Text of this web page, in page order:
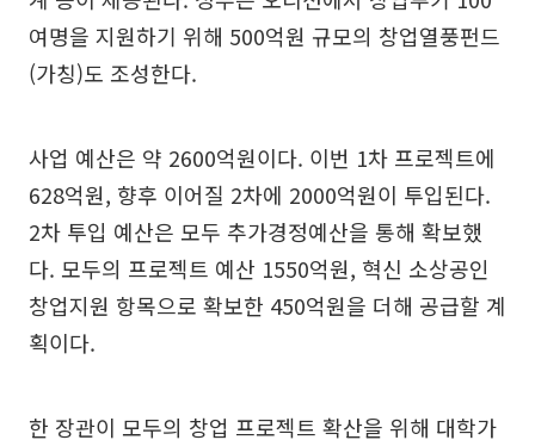
여명을 지원하기 위해 500억원 규모의 창업열풍펀드
(가칭)도 조성한다.
사업 예산은 약 2600억원이다. 이번 1차 프로젝트에
628억원, 향후 이어질 2차에 2000억원이 투입된다.
2차 투입 예산은 모두 추가경정예산을 통해 확보했
다. 모두의 프로젝트 예산 1550억원, 혁신 소상공인
창업지원 항목으로 확보한 450억원을 더해 공급할 계
획이다.
한 장관이 모두의 창업 프로젝트 확산을 위해 대학가